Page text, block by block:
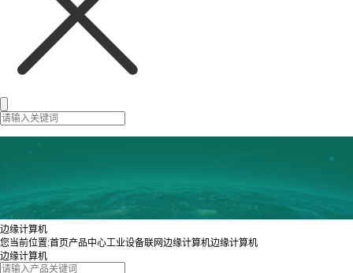
边缘计算机
您当前位置:首页产品中心工业设备联网边缘计算机边缘计算机
边缘计算机